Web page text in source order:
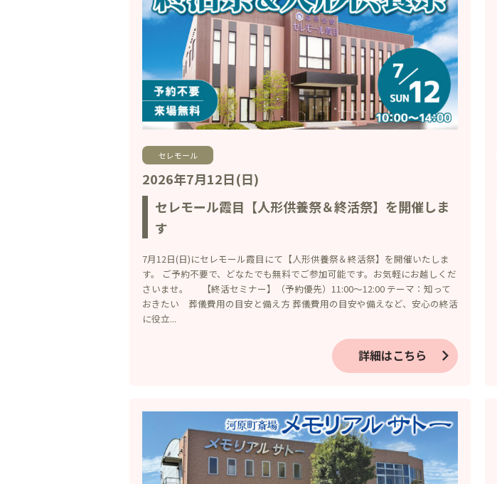
セレモール
2026年7月12日(日)
セレモール霞目【人形供養祭＆終活祭】を開催しま
す
7月12日(日)にセレモール霞目にて【人形供養祭＆終活祭】を開催いたしま
す。 ご予約不要で、どなたでも無料でご参加可能です。お気軽にお越しくだ
さいませ。 【終活セミナー】（予約優先）11:00～12:00 テーマ：知って
おきたい 葬儀費用の目安と備え方 葬儀費用の目安や備えなど、安心の終活
に役立...
詳細はこちら